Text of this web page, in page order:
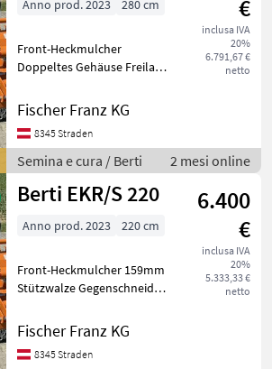
€
inclusa IVA
20%
6.791,67 €
netto
Anno prod. 2023 280 cm
Front-Heckmulcher
Doppeltes Gehäuse Freilauf
194mm Gegenschneide
Schlegel Type A Getriebe
540/1000 U/min
(Umkehrbare
Riemenscheibe) Hy
Fischer Franz KG
8345 Straden
Semina e cura / Berti 2 mesi online
Berti EKR/S 220
6.400
€
inclusa IVA
20%
5.333,33 €
netto
Anno prod. 2023 220 cm
Front-Heckmulcher 159mm
Stützwalze Gegenschneide
540 od. 1000 U/min
(Umkehrbare
Riemenscheibe) hydr.
Fischer Franz KG
8345 Straden